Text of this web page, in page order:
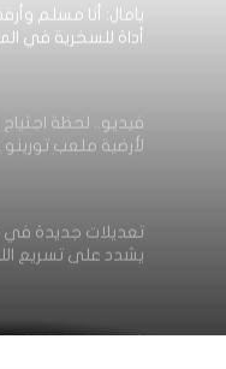
يامال: أنا مسلم
أداة للسخرية في
فيديو.. لحظة اجتياح
لأرضية ملعب
يشدد على تسريع